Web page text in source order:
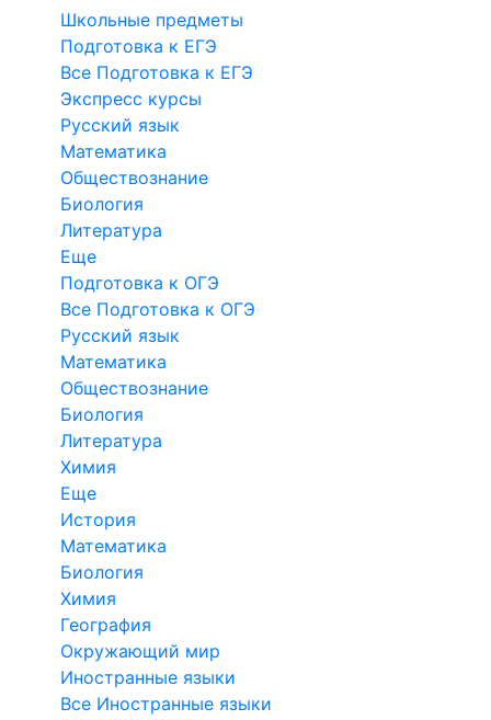
Школьные предметы
Подготовка к ЕГЭ
Все Подготовка к ЕГЭ
Экспресс курсы
Русский язык
Математика
Обществознание
Биология
Литература
Еще
Подготовка к ОГЭ
Все Подготовка к ОГЭ
Русский язык
Математика
Обществознание
Биология
Литература
Химия
Еще
История
Математика
Биология
Химия
География
Окружающий мир
Иностранные языки
Все Иностранные языки